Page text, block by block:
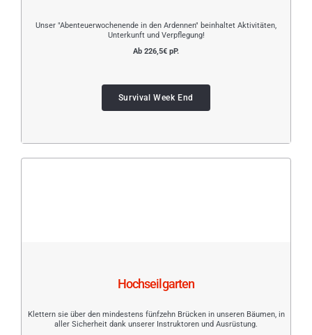
Unser "Abenteuerwochenende in den Ardennen" beinhaltet Aktivitäten,
Unterkunft und Verpflegung!
Ab 226,5€ pP.
Survival Week End
Hochseilgarten
Klettern sie über den mindestens fünfzehn Brücken in unseren Bäumen, in
aller Sicherheit dank unserer Instruktoren und Ausrüstung.